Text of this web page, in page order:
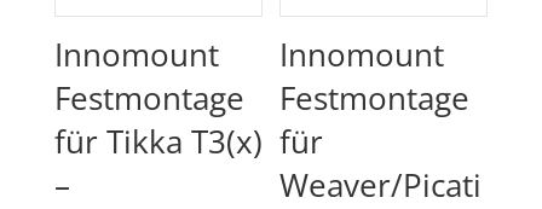
Innomount
Festmontage
für Tikka T3(x)
–
Innomount
Festmontage
für
Weaver/Picati